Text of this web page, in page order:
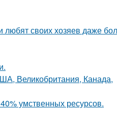
любят своих хозяев даже
Великобритания, Канада,
умственных ресурсов.